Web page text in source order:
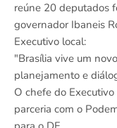
reúne 20 deputados
governador Ibaneis
Executivo local:
"Brasília vive um
planejamento e
O chefe do
parceria com o